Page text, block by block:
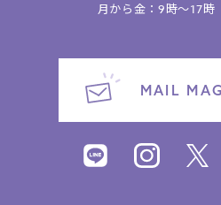
月から金：9時～17時
MAIL